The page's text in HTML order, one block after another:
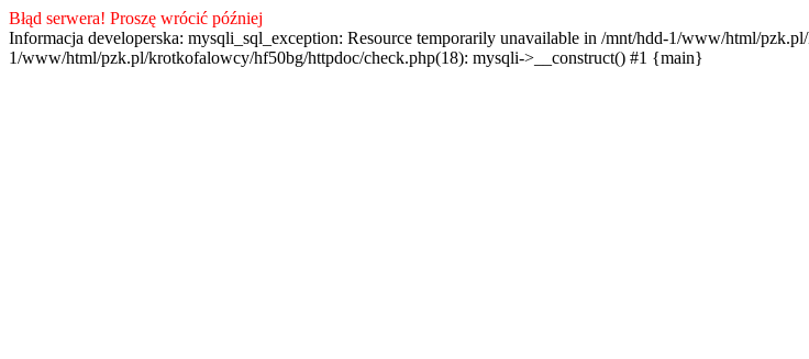
Błąd serwera! Proszę wrócić później
Informacja developerska: mysqli_sql_exception: Resource temporarily unavailable in /mnt/hdd-1/www/html/
1/www/html/pzk.pl/krotkofalowcy/hf50bg/httpdoc/check.php(18): mysqli->__construct() #1 {main}